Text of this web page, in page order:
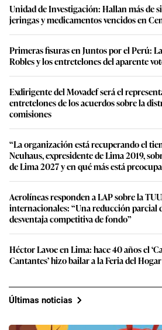
Unidad de Investigación: Hallan más de
jeringas y medicamentos vencidos en
Primeras fisuras en Juntos por el Perú:
Robles y los entretelones del aparente
Exdirigente del Movadef será el
entretelones de los acuerdos sobre la
comisiones
“La organización está recuperando el
Neuhaus, expresidente de Lima 2019,
de Lima 2027 y en qué más está
Aerolíneas responden a LAP sobre la
internacionales: “Una reducción parcial
desventaja competitiva de fondo”
Héctor Lavoe en Lima: hace 40 años el
Cantantes’ hizo bailar a la Feria del
Últimas noticias